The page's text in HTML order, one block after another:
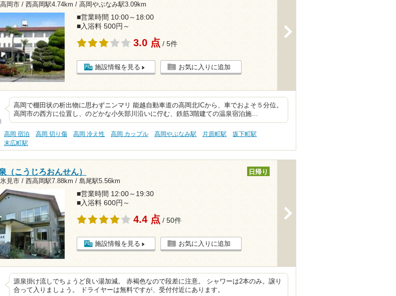
岡市 / 西高岡駅4.74km / 高岡やぶなみ駅3.09km
■営業時間 10:00～18:00
■入浴料 500円～
3.0 点 / 5件
施設情報を見る お気に入りに追加
高岡で棚田状の析出物に思わずニンマリ 能越自動車道の高岡北ICから、車でおよそ５分位。
高岡市の西方に位置し、のどかな小矢部川沿いに佇む、鉄筋3階建ての温泉宿泊施…
高岡 宿泊 高岡 切り傷 高岡 冷え性 高岡 カップル 高岡やぶなみ駅 片原町駅
坂下町駅
末広町駅
（こうじろおんせん）
見市 / 西高岡駅7.88km / 島尾駅5.56km
日帰り
■営業時間 12:00～19:30
■入浴料 600円～
4.4 点 / 50件
施設情報を見る お気に入りに追加
源泉掛け流しでちょうど良い湯加減。 赤褐色なので段差に注意。 シャワーは2本のみ。譲り
合って入りましょう。 ドライヤーは無料ですが、受付付近にあります。